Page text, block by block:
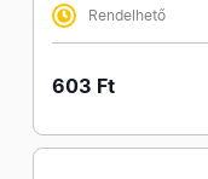
Rendelhető
603 Ft